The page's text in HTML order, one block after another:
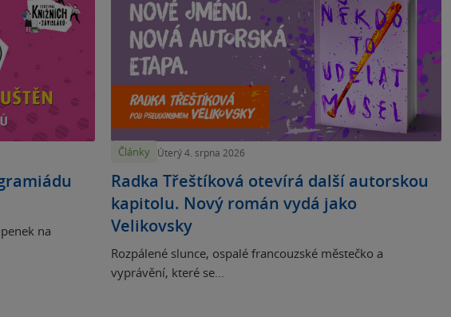
na
Články Úterý 4. srpna 2026
Radka Třeštíková otevírá další autorskou
kapitolu. Nový román vydá jako
Velikovsky
Rozpálené slunce, ospalé francouzské městečko a
vyprávění, které se...